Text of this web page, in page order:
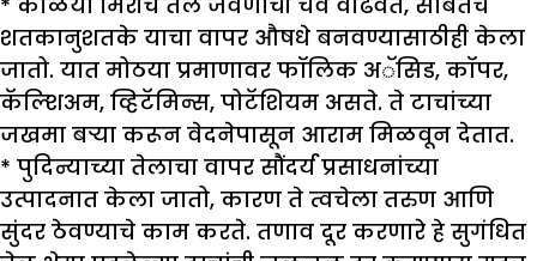
शतकानुशतके याचा वापर औषधे बनवण्यासाठीही केला
जातो. यात मोठया प्रमाणावर फॉलिक अॅसिड, कॉपर,
कॅल्शिअम, व्हिटॅमिन्स, पोटॅशियम असते. ते टाचांच्या
जखमा बऱ्या करून वेदनेपासून आराम मिळवून देतात.
* पुदिन्याच्या तेलाचा वापर सौंदर्य प्रसाधनांच्या
उत्पादनात केला जातो, कारण ते त्वचेला तरुण आणि
सुंदर ठेवण्याचे काम करते. तणाव दूर करणारे हे सुगंधित